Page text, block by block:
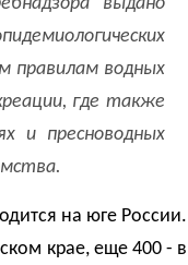
правилам водных
где также
и пресноводных
на юге России.
крае, еще 400 - в